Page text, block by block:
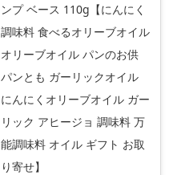
ンプ ベース 110g【にんにく
調味料 食べるオリーブオイル
オリーブオイル パンのお供
パンとも ガーリックオイル
にんにくオリーブオイル ガー
リック アヒージョ 調味料 万
能調味料 オイル ギフト お取
り寄せ】